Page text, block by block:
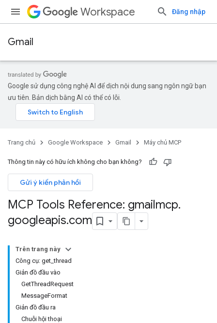
Workspace Đăng nhập
Gmail
Google sử dụng công nghệ AI để dịch nội dung sang ngôn ngữ bạn
ưu tiên. Bản dịch bằng AI có thể có lỗi.
Trang chủ Google Workspace Gmail Máy chủ MCP
Thông tin này có hữu ích không cho bạn không?
Gửi ý kiến phản hồi
MCP Tools Reference: gmailmcp.
googleapis.com
Trên trang này
Công cụ: get_thread
Giản đồ đầu vào
GetThreadRequest
MessageFormat
Giản đồ đầu ra
Chuỗi hội thoại